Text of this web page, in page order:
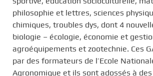
philosophie et lettres, sciences
chimiques, troubles dys, dont 4
biologie – écologie, économie et
agroéquipements et zootechnie. Ces
par des formateurs de l’Ecole
Agronomique et ils sont adossés à